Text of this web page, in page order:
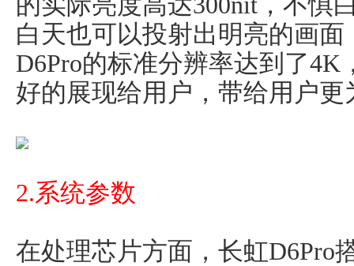
白天也可以投射出明亮的画
D6Pro的标准分辨率达到了
好的展现给用户，带给用户
2.系统参数
在处理芯片方面，长虹D6Pro